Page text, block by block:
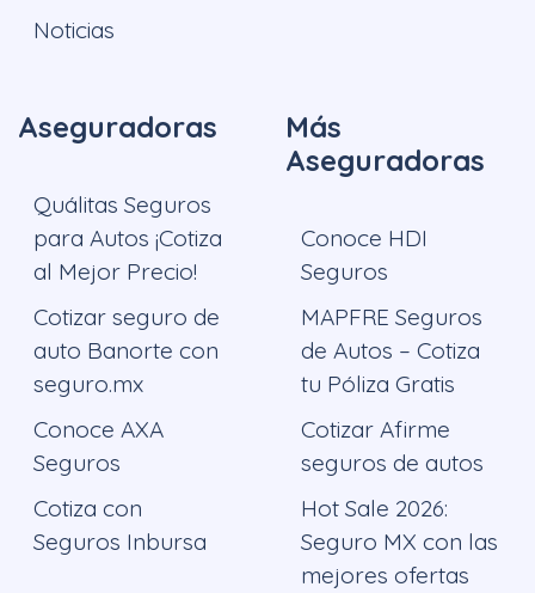
Noticias
Aseguradoras
Quálitas Seguros
para Autos ¡Cotiza
al Mejor Precio!
Cotizar seguro de
auto Banorte con
seguro.mx
Conoce AXA
Seguros
Cotiza con
Seguros Inbursa
Más
Aseguradoras
Conoce HDI
Seguros
MAPFRE Seguros
de Autos – Cotiza
tu Póliza Gratis
Cotizar Afirme
seguros de autos
Hot Sale 2026:
Seguro MX con las
mejores ofertas